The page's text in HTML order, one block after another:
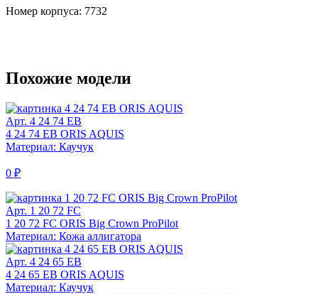
Номер корпуса: 7732
Похожие модели
Арт. 4 24 74 EB
4 24 74 EB ORIS AQUIS
Материал: Каучук
0 ₽
Арт. 1 20 72 FC
1 20 72 FC ORIS Big Crown ProPilot
Материал: Кожа аллигатора
Арт. 4 24 65 EB
4 24 65 EB ORIS AQUIS
Материал: Каучук